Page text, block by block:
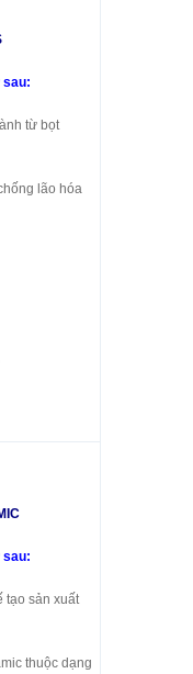
sau:
từ bọt
lão hóa
sau:
tạo sản xuất
thuộc dạng